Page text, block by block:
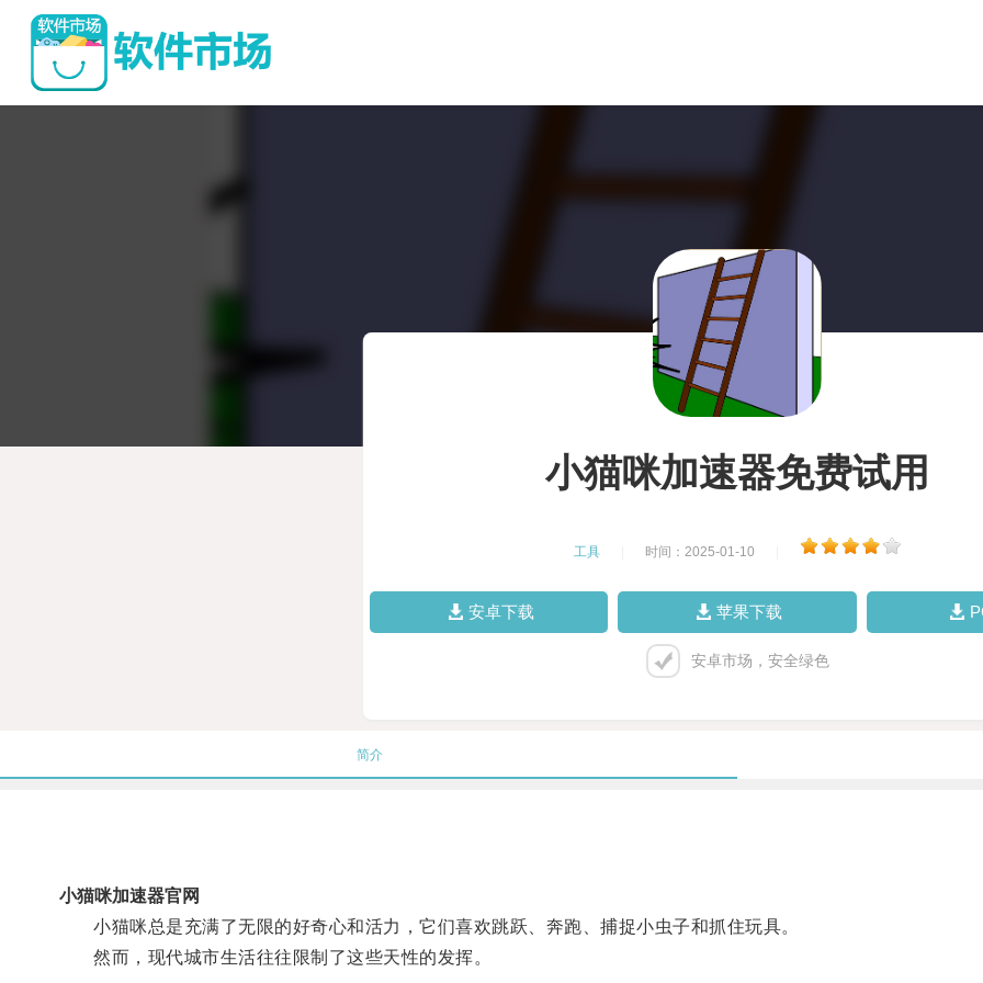
小猫咪加速器免费试用
工具 时间：2025-01-10
安卓下载 苹果下载
安卓市场，安全绿色
简介
小猫咪加速器官网
小猫咪总是充满了无限的好奇心和活力，它们喜欢跳跃、奔跑、捕捉小虫子和抓住玩具。
然而，现代城市生活往往限制了这些天性的发挥。